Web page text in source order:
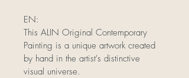
EN:
This ALIN Original Contemporary
Painting is a unique artwork created
by hand in the artist's distinctive
visual universe.